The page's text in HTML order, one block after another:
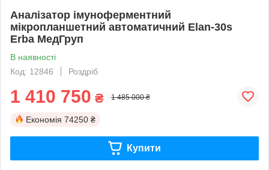
Аналізатор імуноферментний
мікропланшетний автоматичний Elan-30s
Erba МедГруп
В наявності
Код: 12846
Роздріб
1 410 750 ₴ 1 485 000 ₴
Економія 74250 ₴
Купити